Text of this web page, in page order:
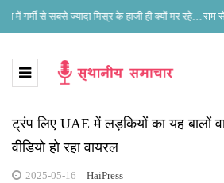
मर रहे? राम सेतु अंतरिक्ष से कैसा दिखता है; कौन नजर
भारत के नजरिए में क्या है अंतर?
ट्रंप लिए UAE में लड़कियों का यह बालों
वीडियो हो रहा वायरल
2025-05-16 HaiPress